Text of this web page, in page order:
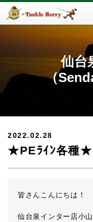
仙台
（
2022.02.28
★PEﾗｲﾝ各種★
皆さんこんにちは！
仙台泉インター店小